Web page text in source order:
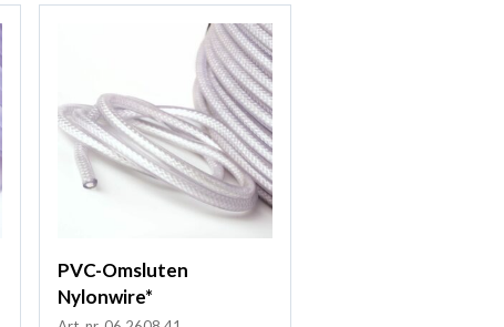
PVC-Omsluten
Nylonwire*